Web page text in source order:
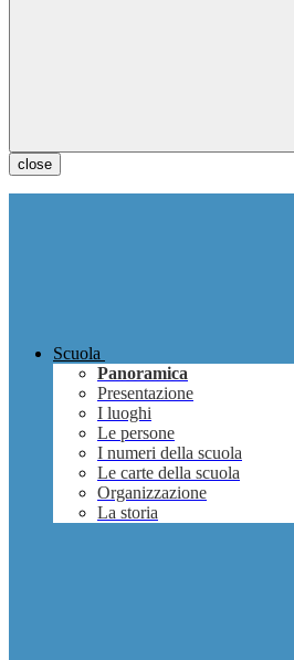
close
Scuola
Panoramica
Presentazione
I luoghi
Le persone
I numeri della scuola
Le carte della scuola
Organizzazione
La storia